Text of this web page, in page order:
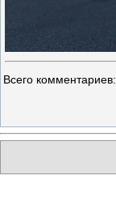
Всего комментариев: